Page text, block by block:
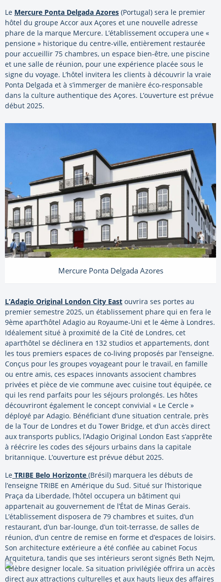
Le Mercure Ponta Delgada Azores (Portugal) sera le premier
hôtel du groupe Accor aux Açores et une nouvelle adresse
phare de la marque Mercure. L’établissement occupera une «
pensione » historique du centre-ville, entièrement restaurée
pour accueillir 75 chambres, un espace bien-être, une piscine
et une salle de réunion, pour une expérience placée sous le
signe du voyage. L’hôtel invitera les clients à découvrir la vraie
Ponta Delgada et à s’immerger de manière éco-responsable
dans la culture authentique des Açores. L’ouverture est prévue
début 2025.
Mercure Ponta Delgada Azores
L’Adagio Original London City East ouvrira ses portes au
premier semestre 2025, un établissement phare qui en fera le
9ème apart’hôtel Adagio au Royaume-Uni et le 4ème à Londres.
Idéalement situé à proximité de la Cité de Londres, cet
apart’hôtel se déclinera en 132 studios et appartements, dont
les tous premiers espaces de co-living proposés par l’enseigne.
Conçus pour les groupes voyageant pour le travail, en famille
ou entre amis, ces espaces innovants associent chambres
privées et pièce de vie commune avec cuisine tout équipée, ce
qui les rend parfaits pour les séjours prolongés. Les hôtes
découvriront également le concept convivial « Le Cercle »
déployé par Adagio. Bénéficiant d’une situation centrale, près
de la Tour de Londres et du Tower Bridge, et d’un accès direct
aux transports publics, l’Adagio Original London East s’apprête
à réécrire les codes des séjours urbains dans la capitale
britannique. L’ouverture est prévue début 2025.
Le TRIBE Belo Horizonte (Brésil) marquera les débuts de
l’enseigne TRIBE en Amérique du Sud. Situé sur l’historique
Praça da Liberdade, l’hôtel occupera un bâtiment qui
appartenait au gouvernement de l’État de Minas Gerais.
L’établissement disposera de 79 chambres et suites, d’un
restaurant, d’un bar-lounge, d’un toit-terrasse, de salles de
réunion, d’un centre de remise en forme et d’espaces de loisirs.
Son architecture extérieure a été confiée au cabinet Focus
Arquitetura, tandis que ses intérieurs seront signés Beth Nejm,
célèbre designer locale. Sa situation privilégiée offrira un accès
direct aux attractions culturelles et aux hauts lieux des affaires